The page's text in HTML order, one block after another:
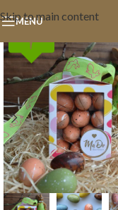
Skip to main content
MENU